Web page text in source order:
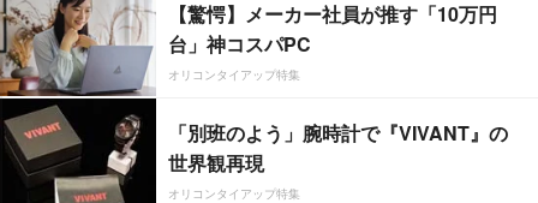
【驚愕】メーカー社員が推す「10万円
台」神コスパPC
オリコンタイアップ特集
「別班のよう」腕時計で『VIVANT』の
世界観再現
オリコンタイアップ特集